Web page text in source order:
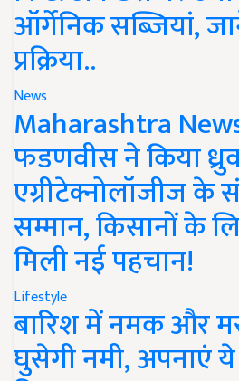
ऑर्गेनिक सब्जियां,
प्रक्रिया..
News
Maharashtra
फडणवीस ने किया
एग्रीटेक्नोलॉजीज के
सम्मान, किसानों के
मिली नई पहचान!
Lifestyle
बारिश में नमक और
घुसेगी नमी, अपनाएं